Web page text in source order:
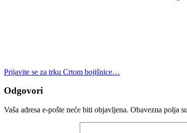
Prijavite se za trku Crtom bojišnice…
Odgovori
Vaša adresa e-pošte neće biti objavljena. Obavezna polja